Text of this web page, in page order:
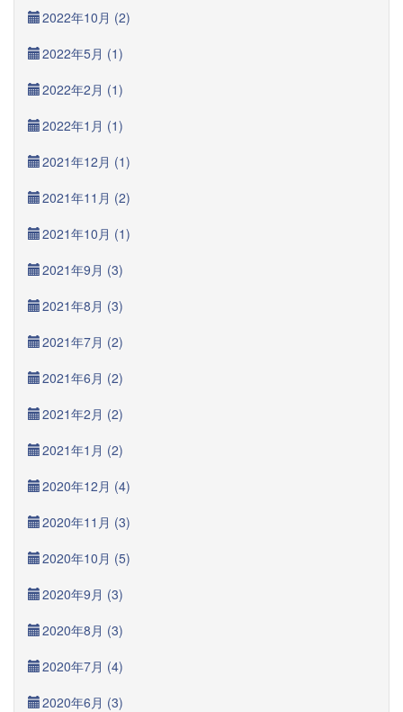
2022年10月 (2)
2022年5月 (1)
2022年2月 (1)
2022年1月 (1)
2021年12月 (1)
2021年11月 (2)
2021年10月 (1)
2021年9月 (3)
2021年8月 (3)
2021年7月 (2)
2021年6月 (2)
2021年2月 (2)
2021年1月 (2)
2020年12月 (4)
2020年11月 (3)
2020年10月 (5)
2020年9月 (3)
2020年8月 (3)
2020年7月 (4)
2020年6月 (3)